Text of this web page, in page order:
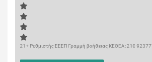
21+ Ρυθμιστής ΕΕΕΠ Γραμμή βοήθειας ΚΕΘΕΑ: 210